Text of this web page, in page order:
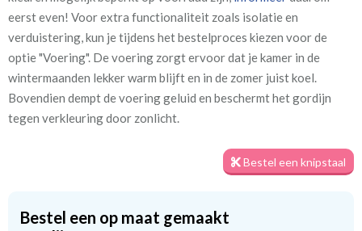
Meestal eerder, maar houd
rekening met
circa 1-2 weken
Materiaal: 100% katoen
knipstaal bestellen om de textuur en kleur van de stof te
eerst even! Voor extra functionaliteit zoals isolatie en
verduistering, kun je tijdens het bestelproces kiezen voor de
optie "Voering". De voering zorgt ervoor dat je kamer in de
wintermaanden lekker warm blijft en in de zomer juist koel.
Bovendien dempt de voering geluid en beschermt het gordijn
tegen verkleuring door zonlicht.
Bestel een knipstaal
Bestel een op maat gemaakt